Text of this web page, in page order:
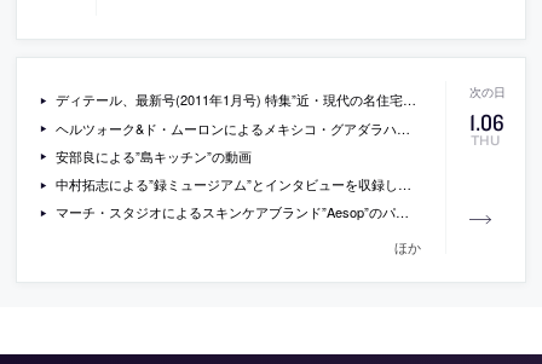
1.06
THU
ディテール、最新号(2011年1月号) 特集”近・現代の名住宅を開口部から考える”
ヘルツォーク&ド・ムーロンによるメキシコ・グアダラハラの現代美術館の画像
安部良による”島キッチン”の動画
中村拓志による”録ミュージアム”とインタビューを収録した動画
マーチ・スタジオによるスキンケアブランド”Aesop”のパリストア
ほか